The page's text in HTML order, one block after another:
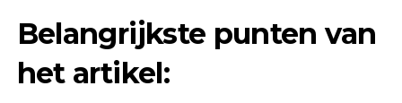
Belangrijkste punten van
het artikel: